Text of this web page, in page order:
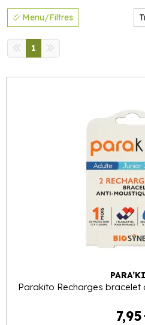
Menu/Filtres
1
Parakito Recharges
7,95